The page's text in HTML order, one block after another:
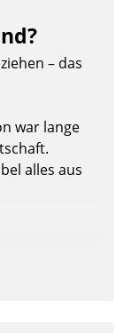
neuen
sich zu
zu
– das
war lange
alles aus